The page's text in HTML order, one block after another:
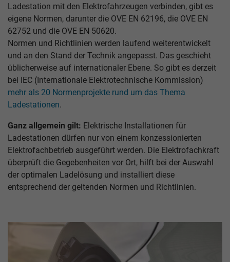
Ladestation mit den Elektrofahrzeugen verbinden, gibt es
eigene Normen, darunter die OVE EN 62196, die OVE EN
62752 und die OVE EN 50620.
Normen und Richtlinien werden laufend weiterentwickelt
und an den Stand der Technik angepasst. Das geschieht
üblicherweise auf internationaler Ebene. So gibt es derzeit
bei IEC (Internationale Elektrotechnische Kommission)
mehr als 20 Normenprojekte rund um das Thema
Ladestationen.
Ganz allgemein gilt: Elektrische Installationen für
Ladestationen dürfen nur von einem konzessionierten
Elektrofachbetrieb ausgeführt werden. Die Elektrofachkraft
überprüft die Gegeben­heiten vor Ort, hilft bei der Auswahl
der optimalen Ladelösung und installiert diese
entsprechend der geltenden Normen und Richtlinien.